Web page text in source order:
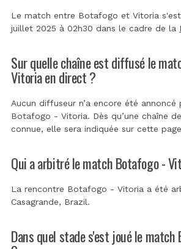
Le match entre Botafogo et Vitoria
juillet 2025 à 02h30 dans le cadre de la
Sur quelle chaîne est diffusé le
Vitoria en direct ?
Aucun diffuseur n’a encore été
Botafogo - Vitoria. Dès qu’une chaîne
connue, elle sera indiquée sur cette
Qui a arbitré le match Botafogo -
La rencontre Botafogo - Vitoria a été
Casagrande, Brazil.
Dans quel stade s'est joué le